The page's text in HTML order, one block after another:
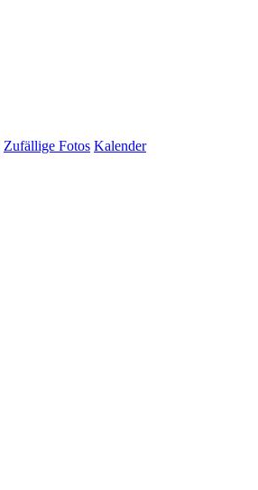
Zufällige Fotos Kalender